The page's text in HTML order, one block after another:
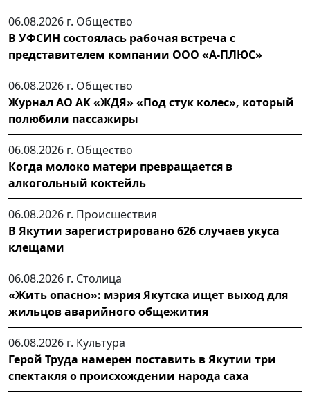
06.08.2026 г. Общество
В УФСИН состоялась рабочая встреча с
представителем компании ООО «А-ПЛЮС»
06.08.2026 г. Общество
Журнал АО АК «ЖДЯ» «Под стук колес», который
полюбили пассажиры
06.08.2026 г. Общество
Когда молоко матери превращается в
алкогольный коктейль
06.08.2026 г. Происшествия
В Якутии зарегистрировано 626 случаев укуса
клещами
06.08.2026 г. Столица
«Жить опасно»: мэрия Якутска ищет выход для
жильцов аварийного общежития
06.08.2026 г. Культура
Герой Труда намерен поставить в Якутии три
спектакля о происхождении народа саха